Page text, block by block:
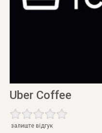
Uber Coffee
залиште відгук